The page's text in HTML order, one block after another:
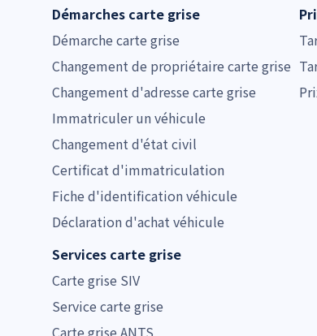
Démarches carte grise
Démarche carte grise
Changement de propriétaire carte grise
Changement d'adresse carte grise
Immatriculer un véhicule
Changement d'état civil
Certificat d'immatriculation
Fiche d'identification véhicule
Déclaration d'achat véhicule
Services carte grise
Carte grise SIV
Service carte grise
Carte grise ANTS